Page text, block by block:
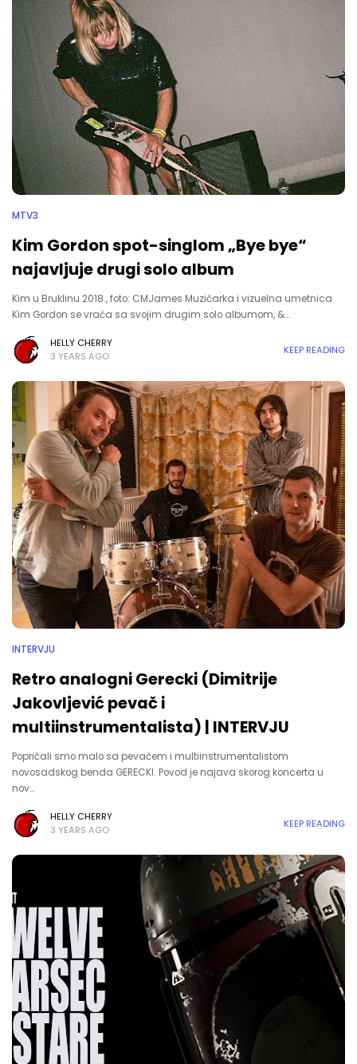
MTV3
Kim Gordon spot-singlom „Bye bye“
najavljuje drugi solo album
Kim u Bruklinu 2018., foto: CMJames Muzičarka i vizuelna umetnica
Kim Gordon se vraća sa svojim drugim solo albumom, &…
HELLY CHERRY
3 YEARS AGO
KEEP READING
INTERVJU
Retro analogni Gerecki (Dimitrije
Jakovljević pevač i
multiinstrumentalista) | INTERVJU
Popričali smo malo sa pevačem i multiinstrumentalistom
novosadskog benda GERECKI. Povod je najava skorog koncerta u
nov…
HELLY CHERRY
3 YEARS AGO
KEEP READING